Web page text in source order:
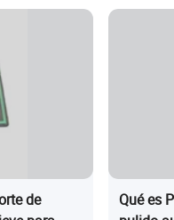
de
Qué es